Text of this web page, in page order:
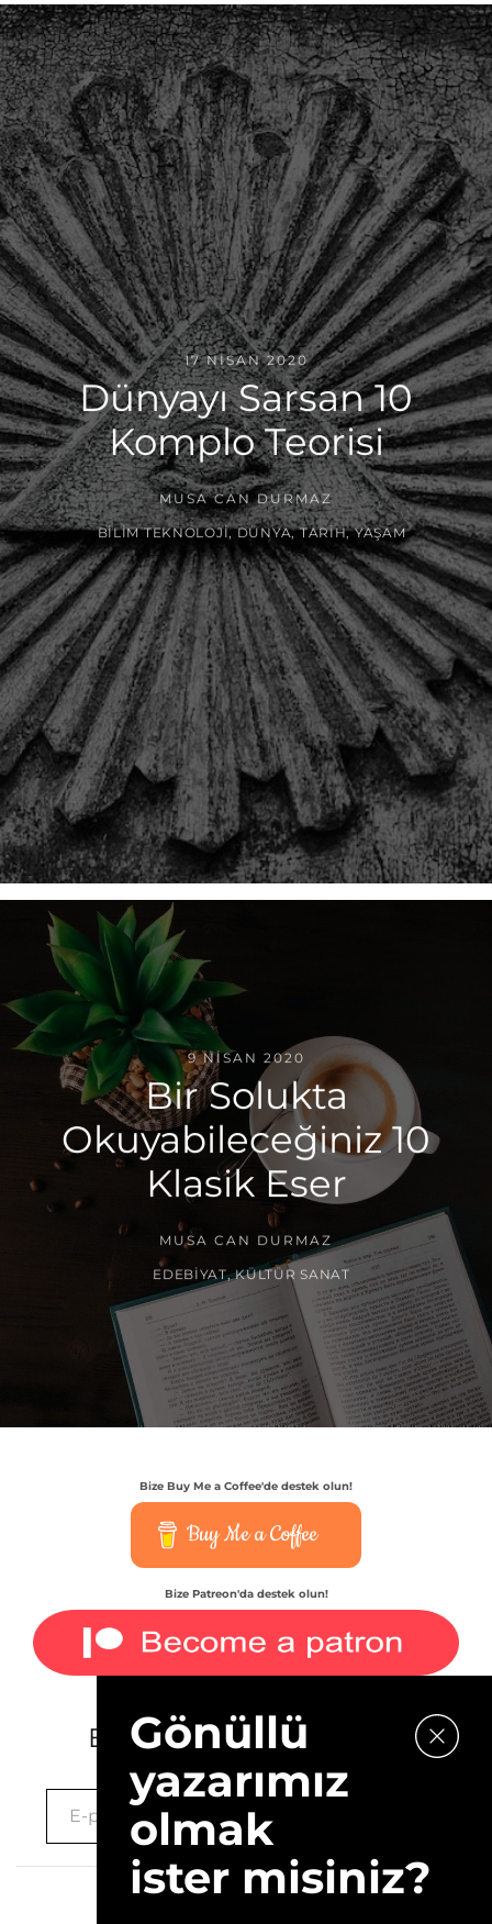
17 NISAN 2020
Dünyayı Sarsan 10
Komplo Teorisi
MUSA CAN DURMAZ
BILIM TEKNOLOJI,DÜNYA,TARIH,YAŞAM
9 NISAN 2020
Bir Solukta
Okuyabileceğiniz 10
Klasik Eser
MUSA CAN DURMAZ
EDEBIYAT,KÜLTÜR SANAT
Bize Buy Me a Coffee'de destek olun!
Buy Me a Coffee
Bize Patreon'da destek olun!
E-bültenimize kaydolun.
Gönüllü
yazarımız
olmak
ister misiniz?